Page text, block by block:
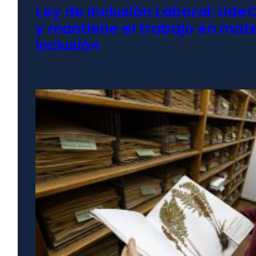
Ley de Inclusión Laboral:
y mantiene el trabajo en
inclusión